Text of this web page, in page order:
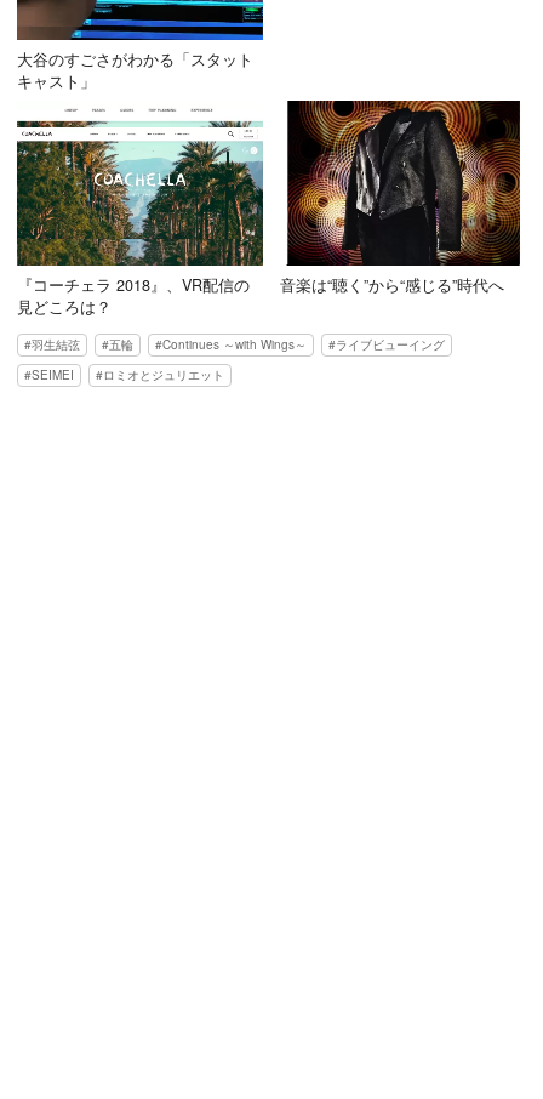
大谷のすごさがわかる「スタット
キャスト」
『コーチェラ 2018』、VR配信の
見どころは？
音楽は“聴く”から“感じる”時代へ
羽生結弦 五輪 Continues ～with Wings～
ライブビューイング
SEIMEI
ロミオとジュリエット